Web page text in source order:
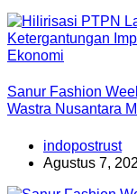
Ekonomi
Sanur Fashion
Wastra Nusantara
indopostrust
Agustus 7,